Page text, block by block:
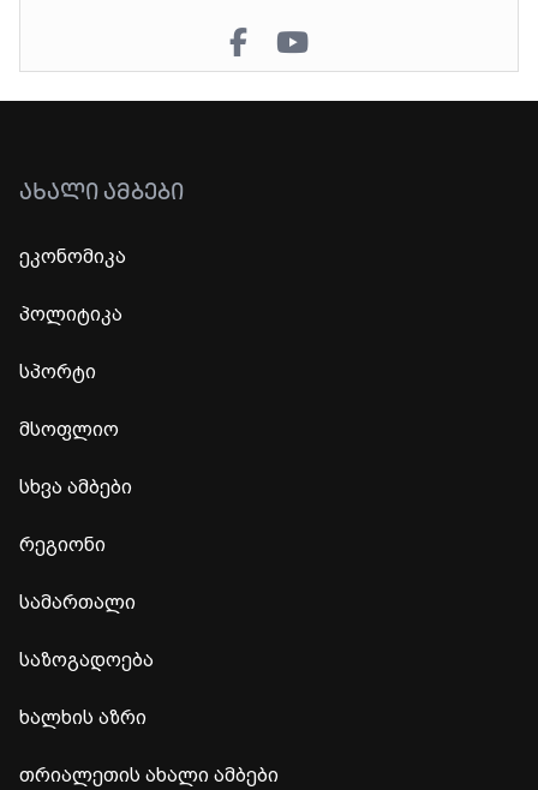
ᲐᲮᲐᲚᲘ ᲐᲛᲑᲔᲑᲘ
ეკონომიკა
პოლიტიკა
სპორტი
მსოფლიო
სხვა ამბები
რეგიონი
სამართალი
საზოგადოება
ხალხის აზრი
თრიალეთის ახალი ამბები